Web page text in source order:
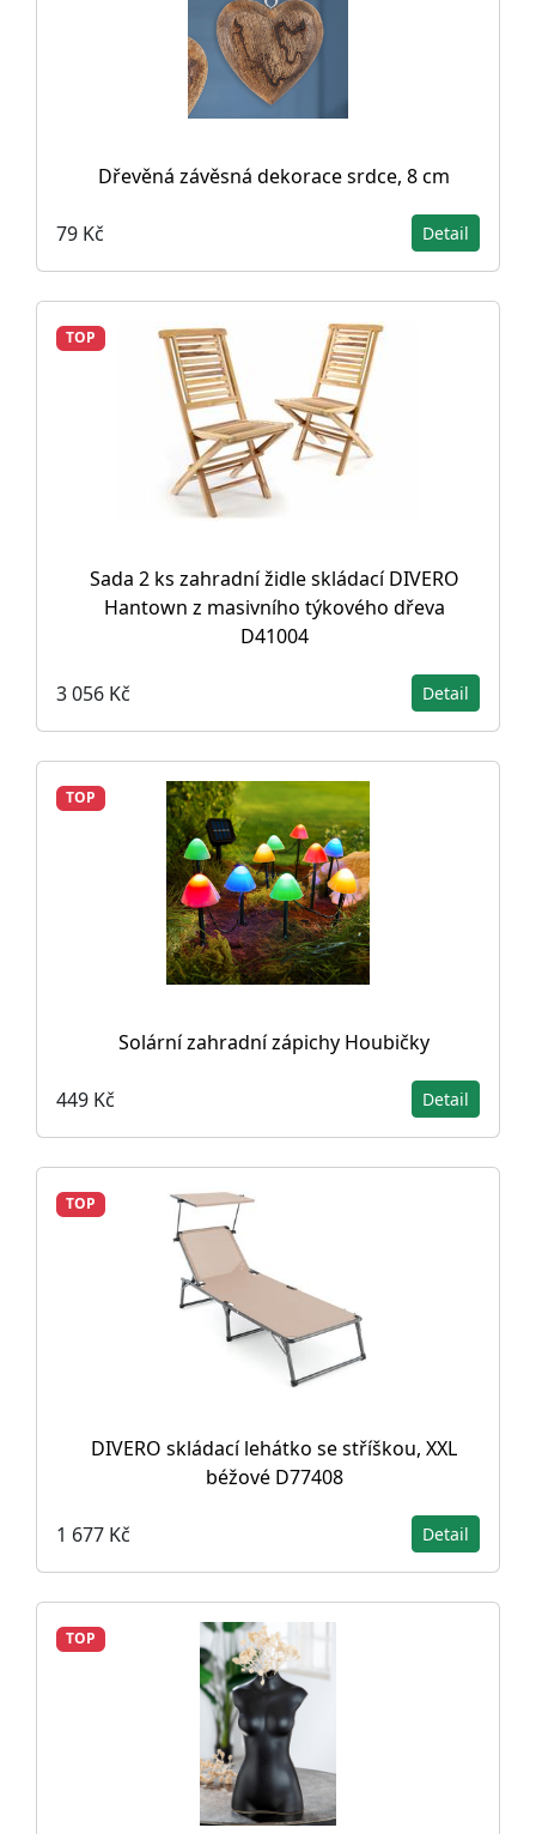
Dřevěná závěsná dekorace srdce, 8 cm
79 Kč Detail
TOP
Sada 2 ks zahradní židle skládací DIVERO
Hantown z masivního týkového dřeva
D41004
3 056 Kč Detail
TOP
Solární zahradní zápichy Houbičky
449 Kč Detail
TOP
DIVERO skládací lehátko se stříškou, XXL
béžové D77408
1 677 Kč Detail
TOP